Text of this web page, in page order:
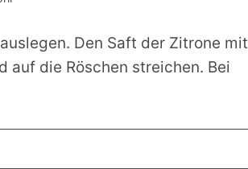
Den Saft der Zitrone mit
auf die Röschen streichen. Bei